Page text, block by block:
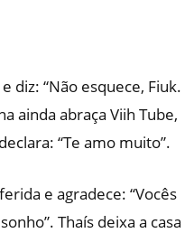
diz: “Não esquece, Fiuk.
ainda abraça Viih Tube,
“Te amo muito”.
e agradece: “Vocês
Thaís deixa a casa